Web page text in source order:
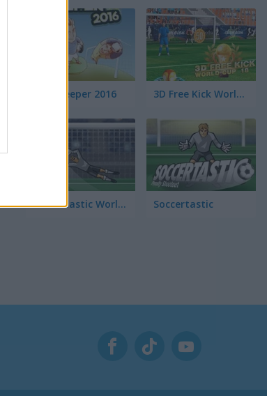
Euro Keeper 2016 3D Free Kick World Cup 18
Soccertastic World Cup 18 Soccertastic